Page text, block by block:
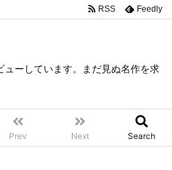
ーしています。まだ見ぬ名作を求
Prev Next Search
RSS Feedly